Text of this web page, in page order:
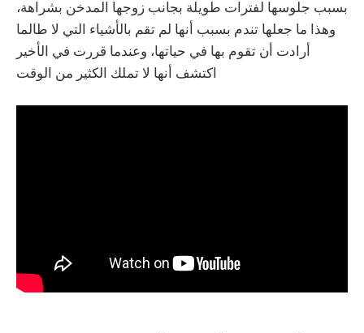
بسبب جلوسها لفترات طويلة بجانب زوجها المدخن بشراهة،
وهذا ما جعلها تندم بسبب أنها لم تقم بالأشياء التي لا طالما
أرادت أن تقوم بها في حياتها، وعندما قررت ‏في الأخير
اكتشف أنها لا تملك الكثير من الوقت